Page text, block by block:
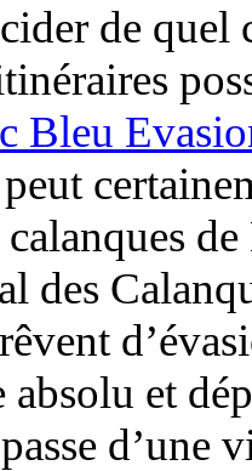
de
Bleu
des
absolu et
d’une